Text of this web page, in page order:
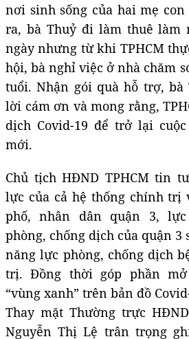
nơi sinh sống của hai mẹ
ra, bà Thuỷ đi làm thuê làm
ngày nhưng từ khi TPHCM
hội, bà nghỉ việc ở nhà chăm
tuổi. Nhận gói quà hỗ trợ, bà
lời cám ơn và mong rằng,
dịch Covid-19 để trở lại
mới.
Chủ tịch HĐND TPHCM tin
lực của cả hệ thống chính trị
phố, nhân dân quận 3,
phòng, chống dịch của quận 3
năng lực phòng, chống dịch
trị. Đồng thời góp phần
“vùng xanh” trên bản đồ
Thay mặt Thường trực
Nguyễn Thị Lệ trân trọng